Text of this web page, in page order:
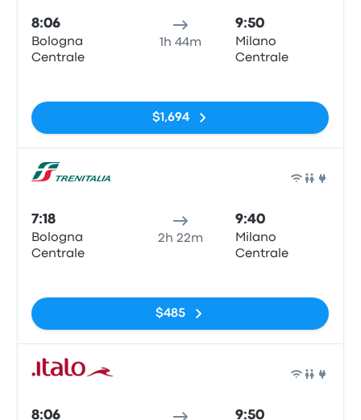
8:06
Bologna
Centrale
1h 44m
9:50
Milano
Centrale
$1,694
7:18
Bologna
Centrale
2h 22m
9:40
Milano
Centrale
$485
8:06 9:50